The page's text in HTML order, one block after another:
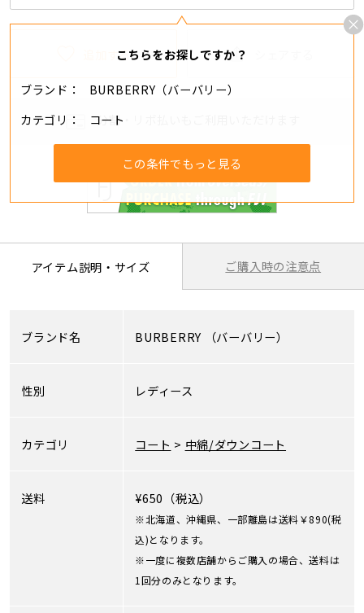
こちらをお探しですか？
ブランド
BURBERRY（バーバリー）
カテゴリ
コート
この条件でもっと見る
追加する
分割・リボ払いもご利用いただけます
アイテム説明・サイズ ご購入時の注意点
ブランド名 BURBERRY （バーバリー）
性別 レディース
カテゴリ コート > 中綿/ダウンコート
送料 ¥650（税込）
※北海道、沖縄県、一部離島は送料￥890(税
込)となります。
※一度に複数店舗からご購入の場合、送料は
1回分のみとなります。